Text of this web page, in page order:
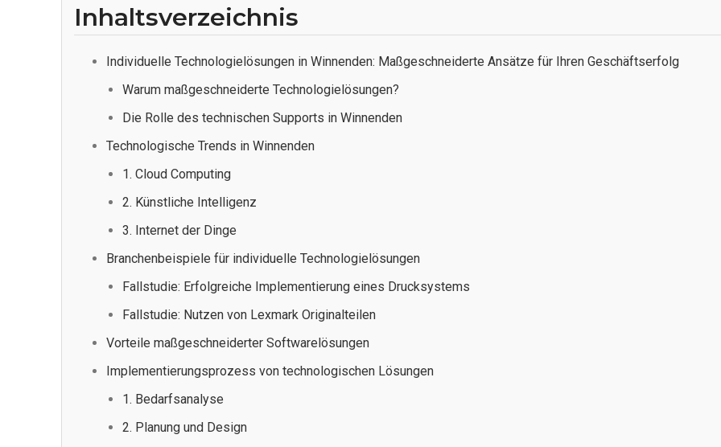
Inhaltsverzeichnis
Individuelle Technologielösungen in Winnenden: Maßgeschneiderte Ansätze für Ihren Geschäftserfolg
Warum maßgeschneiderte Technologielösungen?
Die Rolle des technischen Supports in Winnenden
Technologische Trends in Winnenden
1. Cloud Computing
2. Künstliche Intelligenz
3. Internet der Dinge
Branchenbeispiele für individuelle Technologielösungen
Fallstudie: Erfolgreiche Implementierung eines Drucksystems
Fallstudie: Nutzen von Lexmark Originalteilen
Vorteile maßgeschneiderter Softwarelösungen
Implementierungsprozess von technologischen Lösungen
1. Bedarfsanalyse
2. Planung und Design